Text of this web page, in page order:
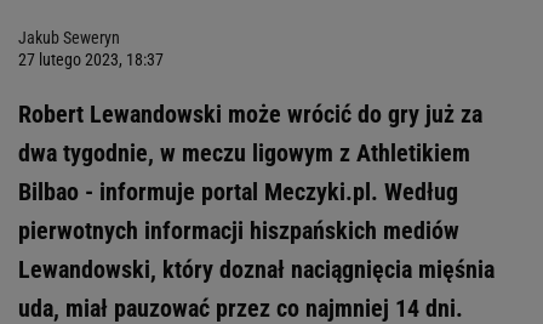
Jakub Seweryn
27 lutego 2023, 18:37
Robert Lewandowski może wrócić do gry już za
dwa tygodnie, w meczu ligowym z Athletikiem
Bilbao - informuje portal Meczyki.pl. Według
pierwotnych informacji hiszpańskich mediów
Lewandowski, który doznał naciągnięcia mięśnia
uda, miał pauzować przez co najmniej 14 dni.